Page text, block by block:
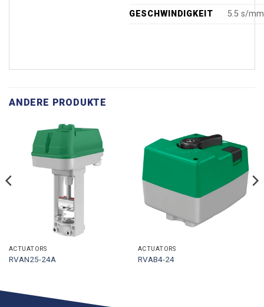
GESCHWINDIGKEIT
5.5 s/mm
ANDERE PRODUKTE
ACTUATORS
RVAN25-24A
ACTUATORS
RVAB4-24